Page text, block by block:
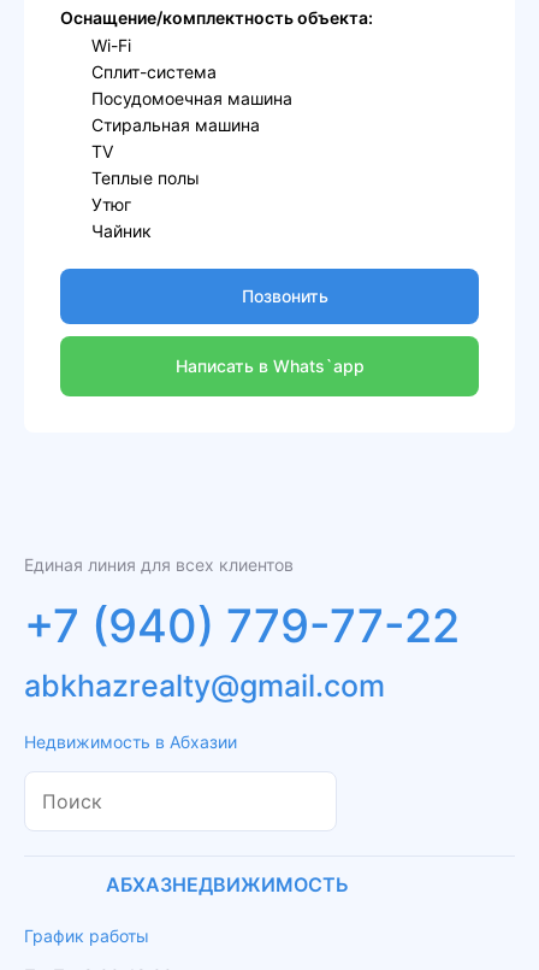
Оснащение/комплектность объекта:
Wi-Fi
Сплит-система
Посудомоечная машина
Стиральная машина
TV
Теплые полы
Утюг
Чайник
Позвонить
Написать в Whats`app
Единая линия для всех клиентов
+7 (940) 779-77-22
Недвижимость в Абхазии
abkhazrealty@gmail.com
АБХАЗНЕДВИЖИМОСТЬ
График работы